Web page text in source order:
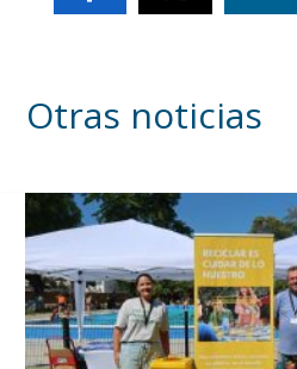
Otras noticias